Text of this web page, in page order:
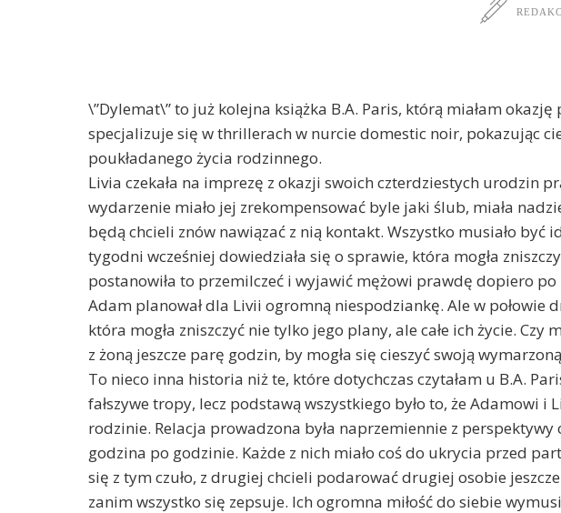
\”Dylemat\” to już kolejna książka B.A. Paris, którą miałam okazję
specjalizuje się w thrillerach w nurcie domestic noir, pokazując
poukładanego życia rodzinnego.
Livia czekała na imprezę z okazji swoich czterdziestych urodzin
wydarzenie miało jej zrekompensować byle jaki ślub, miała
będą chcieli znów nawiązać z nią kontakt. Wszystko musiało być
tygodni wcześniej dowiedziała się o sprawie, która mogła
postanowiła to przemilczeć i wyjawić mężowi prawdę dopiero
Adam planował dla Livii ogromną niespodziankę. Ale w połowie
która mogła zniszczyć nie tylko jego plany, ale całe ich życie. Czy
z żoną jeszcze parę godzin, by mogła się cieszyć swoją
To nieco inna historia niż te, które dotychczas czytałam u B.A.
fałszywe tropy, lecz podstawą wszystkiego było to, że Adamowi i
rodzinie. Relacja prowadzona była naprzemiennie z perspektywy
godzina po godzinie. Każde z nich miało coś do ukrycia przed
się z tym czuło, z drugiej chcieli podarować drugiej osobie
zanim wszystko się zepsuje. Ich ogromna miłość do siebie